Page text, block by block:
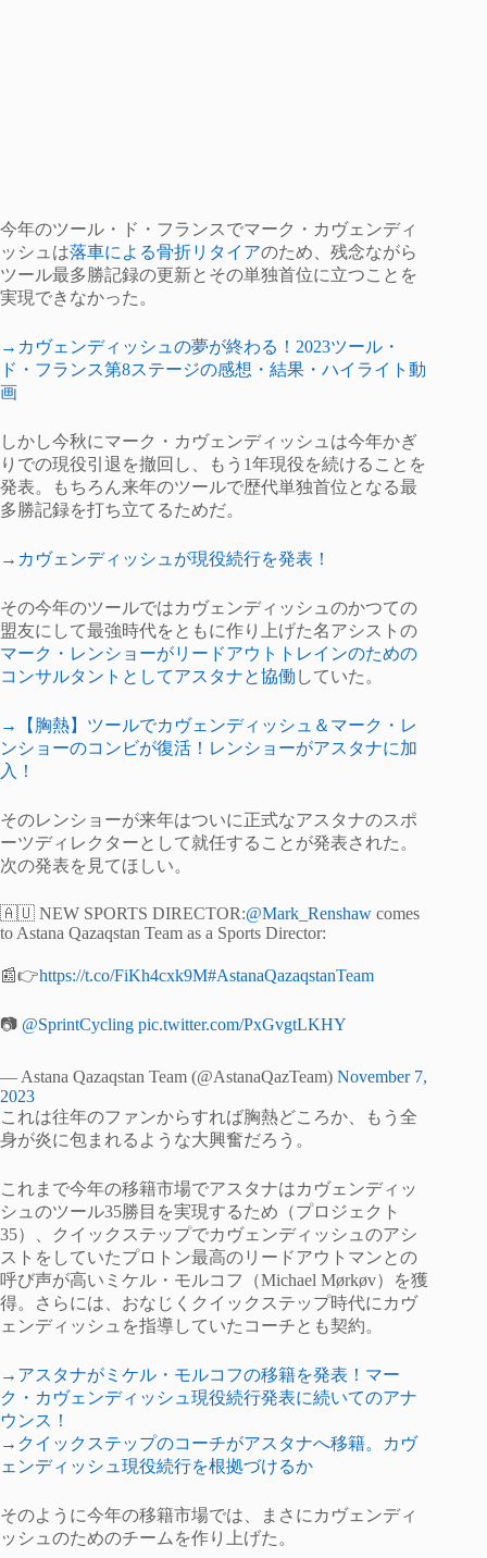
今年のツール・ド・フランスでマーク・カヴェンディ
ッシュは落車による骨折リタイアのため、残念ながら
ツール最多勝記録の更新とその単独首位に立つことを
実現できなかった。
→カヴェンディッシュの夢が終わる！2023ツール・
ド・フランス第8ステージの感想・結果・ハイライト動
画
しかし今秋にマーク・カヴェンディッシュは今年かぎ
りでの現役引退を撤回し、もう1年現役を続けることを
発表。もちろん来年のツールで歴代単独首位となる最
多勝記録を打ち立てるためだ。
→ カヴェンディッシュが現役続行を発表！
その今年のツールではカヴェンディッシュのかつての
盟友にして最強時代をともに作り上げた名アシストの
マーク・レンショーがリードアウトトレインのための
コンサルタントとしてアスタナと協働 していた。
→【胸熱】ツールでカヴェンディッシュ＆マーク・レ
ンショーのコンビが復活！レンショーがアスタナに加
入！
そのレンショーが来年はついに正式なアスタナのスポ
ーツディレクターとして就任することが発表された。
次の発表を見てほしい。
🇦🇺 NEW SPORTS DIRECTOR:@Mark_Renshaw comes
to Astana Qazaqstan Team as a Sports Director:
📰👉https://t.co/FiKh4cxk9M#AstanaQazaqstanTeam
📷 @SprintCycling pic.twitter.com/PxGvgtLKHY
— Astana Qazaqstan Team (@AstanaQazTeam) November 7,
2023
これは往年のファンからすれば胸熱どころか、もう全
身が炎に包まれるような大興奮だろう。
これまで今年の移籍市場でアスタナはカヴェンディッ
シュのツール35勝目を実現するため（プロジェクト
35）、クイックステップでカヴェンディッシュのアシ
ストをしていたプロトン最高のリードアウトマンとの
呼び声が高いミケル・モルコフ（Michael Mørkøv）を獲
得。さらには、おなじくクイックステップ時代にカヴ
ェンディッシュを指導していたコーチとも契約。
→アスタナがミケル・モルコフの移籍を発表！マー
ク・カヴェンディッシュ現役続行発表に続いてのアナ
ウンス！
→ クイックステップのコーチがアスタナへ移籍。カヴ
ェンディッシュ現役続行を根拠づけるか
そのように今年の移籍市場では、まさにカヴェンディ
ッシュのためのチームを作り上げた。